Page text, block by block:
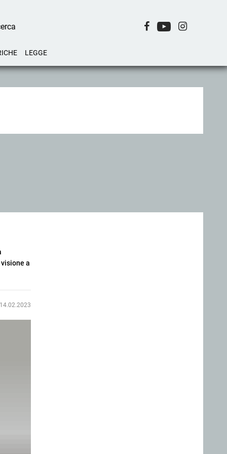
LEGGE
a
14.02.2023